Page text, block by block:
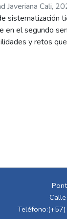
Javeriana Cali,
sistematización
en el segundo
y retos
de